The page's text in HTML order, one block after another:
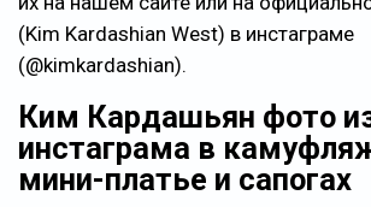
(Kim Kardashian West) в инстаграме
(@kimkardashian).
Ким Кардашьян фото
инстаграма в
мини-платье и сапогах